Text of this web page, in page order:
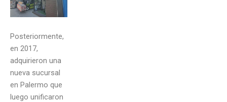
Posteriormente,
en 2017,
adquirieron una
nueva sucursal
en Palermo que
luego unificaron